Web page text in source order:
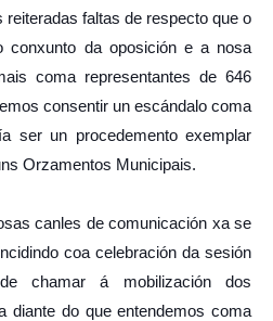
faltas de respecto que o
conxunto da oposición e a nosa
coma representantes de 646
consentir un escándalo coma
ser un procedemento exemplar
Orzamentos Municipais.
canles de comunicación xa se
coa celebración da sesión
chamar á mobilización dos
diante do que entendemos coma